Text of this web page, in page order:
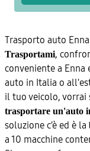
Trasporto auto
Trasportami,
conveniente a
auto in Italia o
il tuo veicolo, vorrai
trasportare un'auto
soluzione c’è ed è la
a 10 macchine